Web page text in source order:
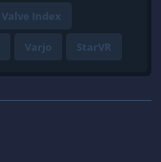
Valve Index
Varjo StarVR